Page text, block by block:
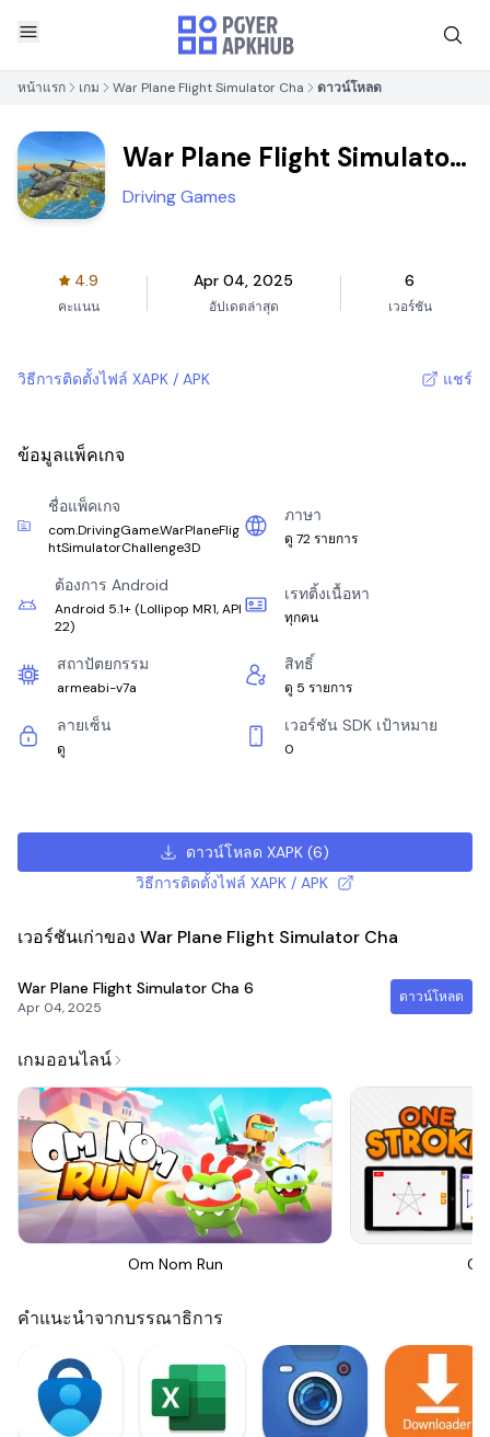
หน้าแรก เกม War Plane Flight Simulator Cha ดาวน์โหลด
War Plane Flight Simulator
Cha
Driving Games
4.9
คะแนน
Apr 04, 2025
อัปเดตล่าสุด
6
เวอร์ชัน
วิธีการติดตั้งไฟล์ XAPK / APK แชร์
ข้อมูลแพ็คเกจ
ชื่อแพ็คเกจ
com.DrivingGame.WarPlaneFlig
htSimulatorChallenge3D
ภาษา
ดู 72 รายการ
ต้องการ Android
Android 5.1+ (Lollipop MR1, API
22)
เรทติ้งเนื้อหา
ทุกคน
สถาปัตยกรรม
armeabi-v7a
สิทธิ์
ดู 5 รายการ
ลายเซ็น
ดู
เวอร์ชัน SDK เป้าหมาย
0
ดาวน์โหลด XAPK (6)
วิธีการติดตั้งไฟล์ XAPK / APK
เวอร์ชันเก่าของ War Plane Flight Simulator Cha
War Plane Flight Simulator Cha 6
Apr 04, 2025
ดาวน์โหลด
เกมออนไลน์
Om Nom Run
คำแนะนำจากบรรณาธิการ